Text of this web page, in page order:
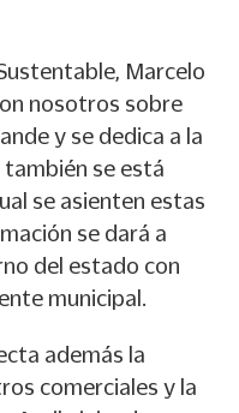
Marcelo
nosotros sobre
y se dedica a la
se está
se asienten estas
se dará a
del estado con
municipal.
además la
comerciales y la